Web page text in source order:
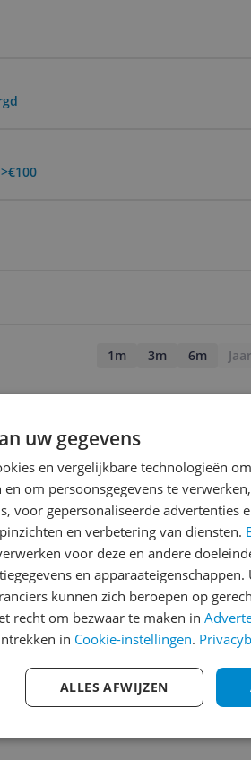
1m 3m 6m Jaar
uw gegevens
en vergelijkbare technologieën
om persoonsgegevens te
voor gepersonaliseerde advertenties
en verbetering van diensten.
voor deze en andere
en apparaateigenschappen.
kunnen zich beroepen op
recht om bezwaar te maken in
in Cookie-instellingen.
ALLES AFWIJZEN